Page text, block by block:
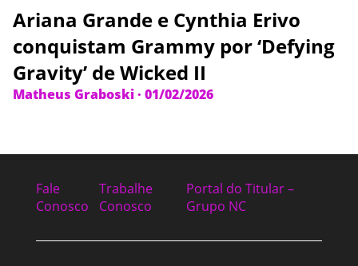
Ariana Grande e Cynthia Erivo
conquistam Grammy por ‘Defying
Gravity’ de Wicked II
Matheus Graboski· 01/02/2026
Fale
Conosco
Trabalhe
Conosco
Portal do Titular –
Grupo NC